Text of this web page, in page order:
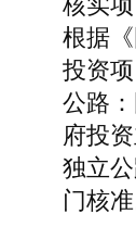
根据
投资
公路
府投
独立
门核准